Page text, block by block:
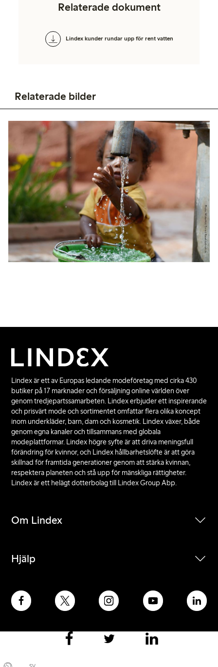
Relaterade dokument
Lindex kunder rundar upp för rent vatten
Relaterade bilder
Lindex är ett av Europas ledande modeföretag med cirka 430
butiker på 17 marknader och försäljning online världen över
genom tredjepartssamarbeten. Lindex erbjuder ett inspirerande
och prisvärt mode och sortimentet omfattar flera olika koncept
inom underkläder, barn, dam och kosmetik. Lindex växer, både
genom egna kanaler och tillsammans med globala
modeplattformar. Lindex högre syfte är att driva meningsfull
förändring för kvinnor, och Lindex hållbarhetslöfte är att göra
skillnad för framtida generationer genom att stärka kvinnan,
respektera planeten och stå upp för mänskliga rättigheter.
Lindex är ett helägt dotterbolag till Lindex Group Abp.
Om Lindex
Hjälp